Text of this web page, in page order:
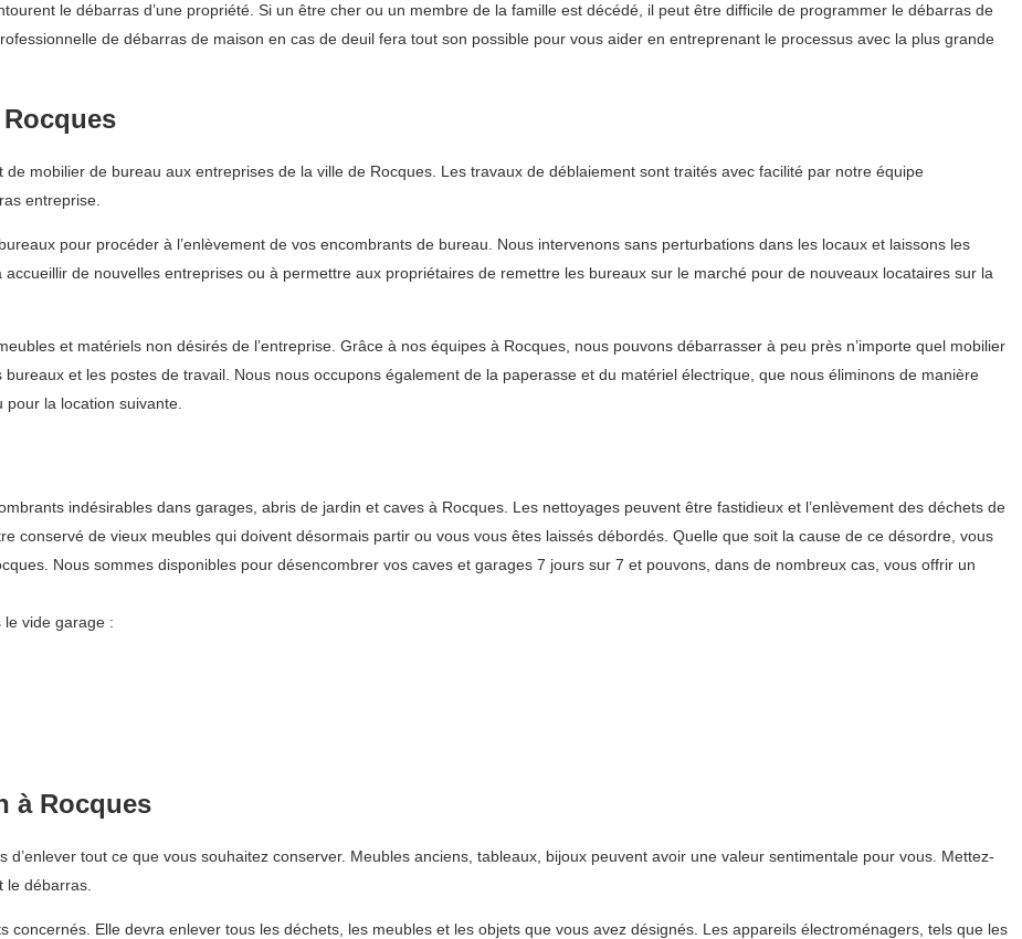
le débarras d’une propriété. Si un être cher ou un membre de la famille est décédé, il peut être difficile de programmer le débarras de
de débarras de maison en cas de deuil fera tout son possible pour vous aider en entreprenant le processus avec la plus grande
mobilier de bureau aux entreprises de la ville de Rocques. Les travaux de déblaiement sont traités avec facilité par notre équipe
entreprise.
pour procéder à l’enlèvement de vos encombrants de bureau. Nous intervenons sans perturbations dans les locaux et laissons les
de nouvelles entreprises ou à permettre aux propriétaires de remettre les bureaux sur le marché pour de nouveaux locataires sur la
et matériels non désirés de l’entreprise. Grâce à nos équipes à Rocques, nous pouvons débarrasser à peu près n’importe quel mobilier
et les postes de travail. Nous nous occupons également de la paperasse et du matériel électrique, que nous éliminons de manière
la location suivante.
indésirables dans garages, abris de jardin et caves à Rocques. Les nettoyages peuvent être fastidieux et l’enlèvement des déchets de
conservé de vieux meubles qui doivent désormais partir ou vous vous êtes laissés débordés. Quelle que soit la cause de ce désordre, vous
Nous sommes disponibles pour désencombrer vos caves et garages 7 jours sur 7 et pouvons, dans de nombreux cas, vous offrir un
le vide garage :
à Rocques
tout ce que vous souhaitez conserver. Meubles anciens, tableaux, bijoux peuvent avoir une valeur sentimentale pour vous. Mettez-
débarras.
concernés. Elle devra enlever tous les déchets, les meubles et les objets que vous avez désignés. Les appareils électroménagers, tels que les